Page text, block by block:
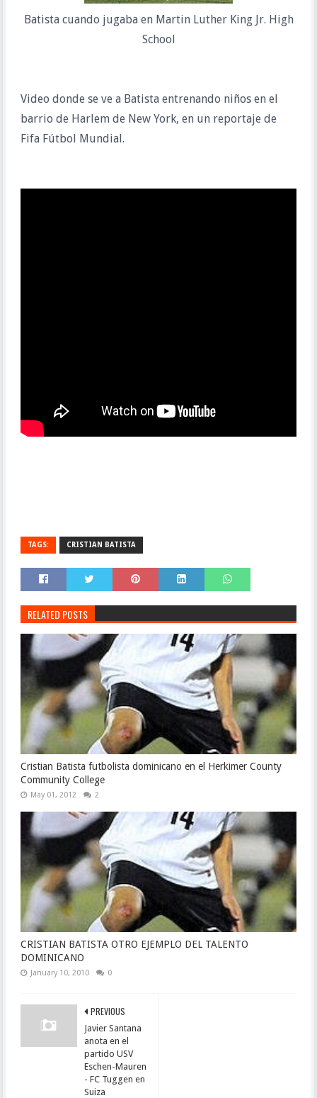
Batista cuando jugaba en Martin Luther King Jr. High
School
Video donde se ve a Batista entrenando niños en el
barrio de Harlem de New York, en un reportaje de
Fifa Fútbol Mundial.
TAGS: CRISTIAN BATISTA
RELATED POSTS
Cristian Batista futbolista dominicano en el Herkimer County
Community College
May 01, 2012 2
CRISTIAN BATISTA OTRO EJEMPLO DEL TALENTO
DOMINICANO
January 10, 2010 0
PREVIOUS
Javier Santana
anota en el
partido USV
Eschen-Mauren
- FC Tuggen en
Suiza